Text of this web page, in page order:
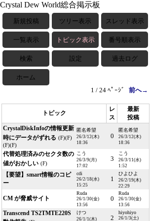
Crystal Dew World総合掲示板
新規投稿 ツリー表示 スレッド表示
一覧表示 トピック表示 番号順表示
検索 設定 過去ログ
ホーム
1 / 24 ﾍﾟｰｼﾞ
前へ→
トピック
レ
ス
最新
投稿
CrystalDiskInfoの情報更新
時にデータがずれる (F)(F)
(F)(F)
匿名希望
26/3/12(木)
18:36
0
匿名希望
26/3/12(木)
18:36
代替処理済みのセクタ数の
値がおかしい (F)
こう
26/3/9(月)
17:02
3
こう
26/3/11(水)
1:52
【要望】smart情報のコピ
ー
cdi
26/2/18(水)
15:25
1
ひよひよ
26/2/19(木)
22:29
CM が脅威サイト
Ruda
26/1/30(金)
13:56
0
Ruda
26/1/30(金)
13:56
Transcend TS2TMTE220S
けつ
26/1/1(木) 2
hiyohiyo
26/1/3(土)